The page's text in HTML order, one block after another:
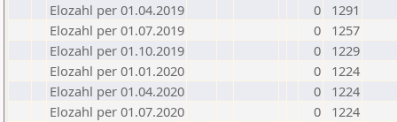
Elozahl per 01.04.2019
0
1291
Elozahl per 01.07.2019
0
1257
Elozahl per 01.10.2019
0
1229
Elozahl per 01.01.2020
0
1224
Elozahl per 01.04.2020
0
1224
Elozahl per 01.07.2020
0
1224